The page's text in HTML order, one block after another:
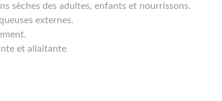
sèches des adultes, enfants et nourrissons.
externes.
et allaitante